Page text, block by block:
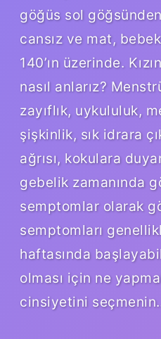
göğüs sol
cansız ve mat,
140’ın üzerinde.
nasıl anlarız?
zayıflık, uykululuk,
şişkinlik, sık idrara
ağrısı, kokulara
gebelik zamanında
semptomlar olarak
semptomları
haftasında
olması için ne
cinsiyetini